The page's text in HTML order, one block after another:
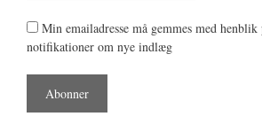
Min emailadresse må gemmes med
notifikationer om nye indlæg